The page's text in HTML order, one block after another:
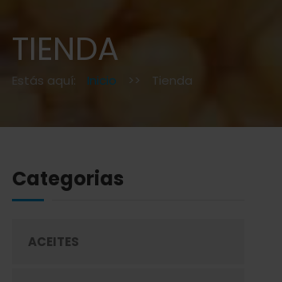
TIENDA
Estás aquí: Inicio >> Tienda
Categorias
ACEITES